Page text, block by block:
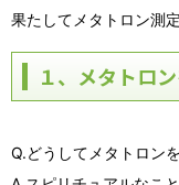
果たしてメタトロン測
１、メタトロ
Q.どうしてメタトロン